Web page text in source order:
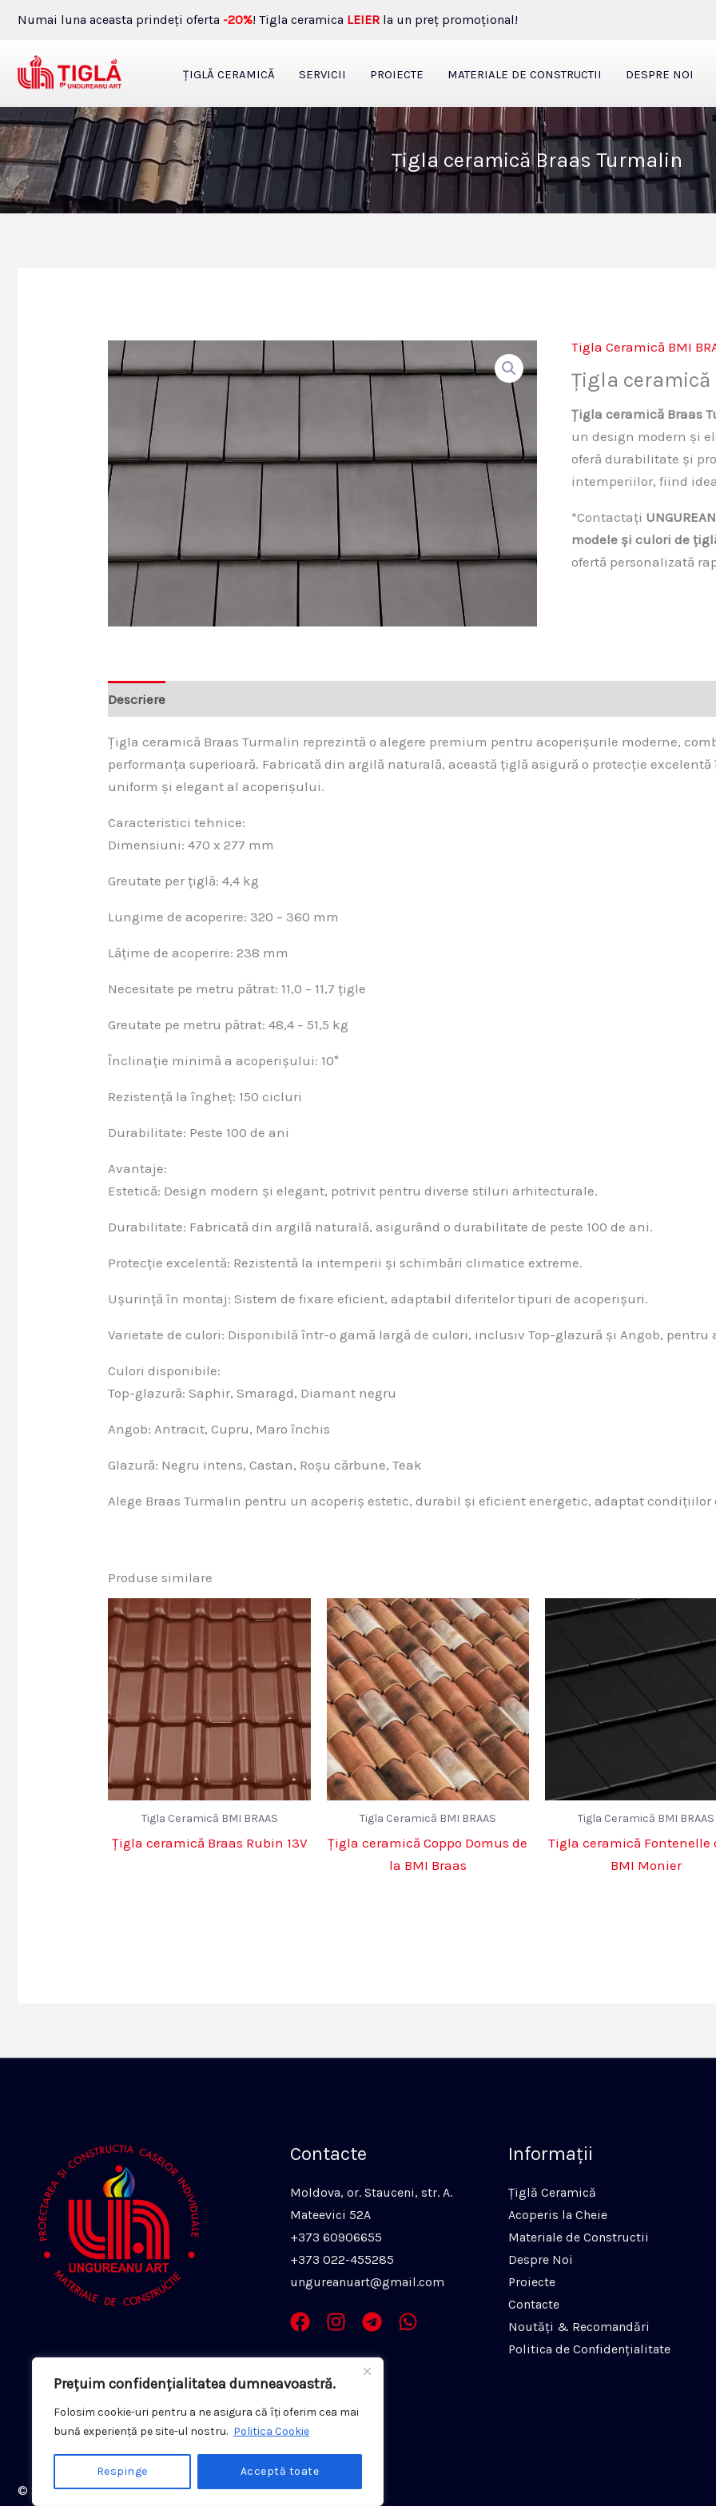
Prețuim confidențialitatea dumneavoastră.
Folosim cookie-uri pentru a ne asigura că îți oferim cea mai
bună experiență pe site-ul nostru. Politica Cookie
Respinge Acceptă toate
content
Numai luna aceasta prindeţi oferta -20%! Tigla ceramica LEIER la un preţ promoţional!
ŢIGLĂ CERAMICĂ SERVICII PROIECTE MATERIALE DE CONSTRUCTII DESPRE NOI
Țigla ceramică Braas Turmalin
Tigla Ceramică BMI
Țigla
Țigla ceramică Braas
un design modern și
oferă durabilitate și
intemperiilor, fiind
*Contactați
modele și culori de
ofertă personalizată
Descriere
Țigla ceramică Braas Turmalin reprezintă o alegere premium pentru acoperișurile moderne,
performanța superioară. Fabricată din argilă naturală, această țiglă asigură o protecție
uniform și elegant al acoperișului.
Caracteristici tehnice:
Dimensiuni: 470 x 277 mm
Greutate per țiglă: 4,4 kg
Lungime de acoperire: 320 – 360 mm
Lățime de acoperire: 238 mm
Necesitate pe metru pătrat: 11,0 – 11,7 țigle
Greutate pe metru pătrat: 48,4 – 51,5 kg
Înclinație minimă a acoperișului: 10°
Rezistență la îngheț: 150 cicluri
Durabilitate: Peste 100 de ani
Avantaje:
Estetică: Design modern și elegant, potrivit pentru diverse stiluri arhitecturale.
Durabilitate: Fabricată din argilă naturală, asigurând o durabilitate de peste 100 de ani.
Protecție excelentă: Rezistentă la intemperii și schimbări climatice extreme.
Ușurință în montaj: Sistem de fixare eficient, adaptabil diferitelor tipuri de acoperișuri.
Varietate de culori: Disponibilă într-o gamă largă de culori, inclusiv Top-glazură și Angob,
Culori disponibile:
Top-glazură: Saphir, Smaragd, Diamant negru
Angob: Antracit, Cupru, Maro închis
Glazură: Negru intens, Castan, Roșu cărbune, Teak
Alege Braas Turmalin pentru un acoperiș estetic, durabil și eficient energetic, adaptat condițiilor
Produse similare
Tigla Ceramică BMI BRAAS
Țigla ceramică Braas Rubin 13V
Tigla Ceramică BMI BRAAS
Țigla ceramică Coppo Domus de
la BMI Braas
Tigla Ceramică BMI BRAAS
Tigla ceramică Fontenelle
BMI Monier
Contacte
Moldova, or. Stauceni, str. A.
Mateevici 52A
+373 60906655
+373 022-455285
ungureanuart@gmail.com
Informaţii
Ţiglă Ceramică
Acoperis la Cheie
Materiale de Constructii
Despre Noi
Proiecte
Contacte
Noutăți & Recomandări
Politica de Confidenţialitate
© 2026 Tigla.md | Operat de UNGUREANU ART